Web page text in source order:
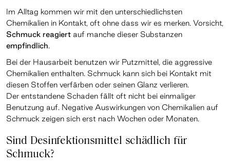
Im Alltag kommen wir mit den unterschiedlichsten
Chemikalien in Kontakt, oft ohne dass wir es merken. Vorsicht,
Schmuck reagiert auf manche dieser Substanzen
empfindlich.
Bei der Hausarbeit benutzen wir Putzmittel, die aggressive
Chemikalien enthalten. Schmuck kann sich bei Kontakt mit
diesen Stoffen verfärben oder seinen Glanz verlieren.
Der entstandene Schaden fällt oft nicht bei einmaliger
Benutzung auf. Negative Auswirkungen von Chemikalien auf
Schmuck zeigen sich erst nach Wochen oder Monaten.
Sind Desinfektionsmittel schädlich für
Schmuck?